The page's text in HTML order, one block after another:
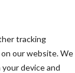
tracking
our website. We
device and
zou zeer